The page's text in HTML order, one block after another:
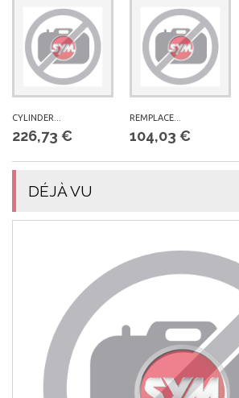
CYLINDER...
226,73 €
REMPLACE...
104,03 €
DÉJÀ VU